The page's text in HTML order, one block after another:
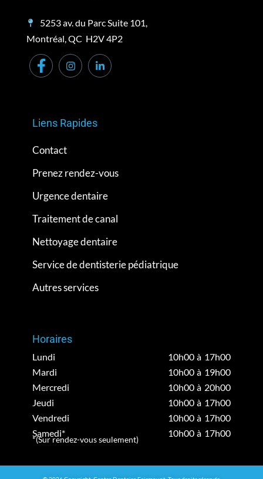
5253 av. du Parc Suite 101,
Montréal, QC H2V 4P2
Liens Rapides
Contact
Prenez rendez-vous
Urgence dentaire
Traitement de canal
Nettoyage dentaire
Service de dentisterie pédiatrique
Autres services
Horaires
Lundi
10h00 à 17h00
Mardi
10h00 à 19h00
Mercredi
10h00 à 20h00
Jeudi
10h00 à 17h00
Vendredi
10h00 à 17h00
Samedi*
10h00 à 17h00
*(Sur rendez-vous seulement)